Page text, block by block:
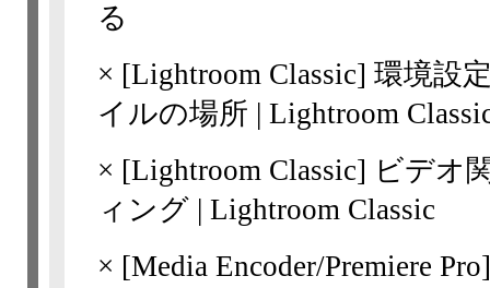
る
× [Lightroom Classic] 環境設
イルの場所 | Lightroom
× [Lightroom Classic] ビデオ
ィング | Lightroom Classic
× [Media Encoder/Premiere